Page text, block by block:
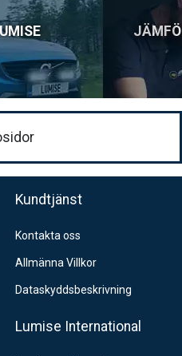
Kundtjänst
Kontakta oss
Allmänna Villkor
Dataskyddsbeskrivning
Lumise International